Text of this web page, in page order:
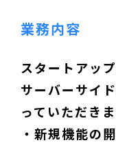
業務内容
スタートアッ
サーバーサイ
っていただきま
・新規機能の